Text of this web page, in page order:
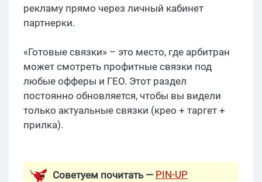
рекламу прямо через личный кабинет
партнерки.
«Готовые связки» – это место, где арбитран
может смотреть профитные связки под
любые офферы и ГЕО. Этот раздел
постоянно обновляется, чтобы вы видели
только актуальные связки (крео + таргет +
прилка).
Советуем почитать — PIN-UP